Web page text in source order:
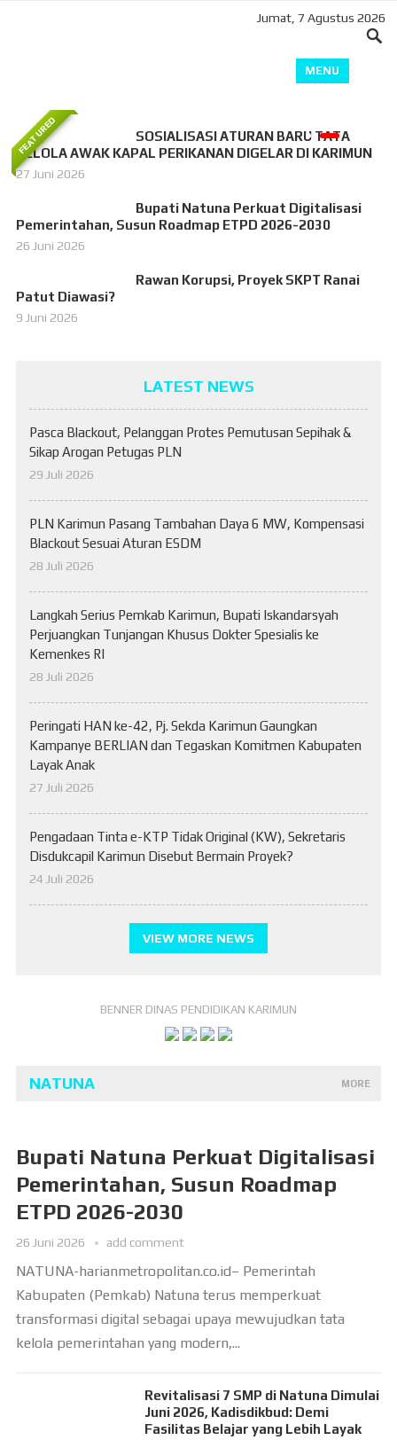
Jumat, 7 Agustus 2026
MENU
Rugikan Negara, Aset Dinas Kesehatan
SOSIALISASI ATURAN BARU TATA
KELOLA AWAK KAPAL PERIKANAN DIGELAR DI KARIMUN
27 Juni 2026
Bupati Natuna Perkuat Digitalisasi
Pemerintahan, Susun Roadmap ETPD 2026-2030
26 Juni 2026
Rawan Korupsi, Proyek SKPT Ranai
Patut Diawasi?
9 Juni 2026
FEATURED
LATEST NEWS
Pasca Blackout, Pelanggan Protes Pemutusan Sepihak &
Sikap Arogan Petugas PLN
29 Juli 2026
PLN Karimun Pasang Tambahan Daya 6 MW, Kompensasi
Blackout Sesuai Aturan ESDM
28 Juli 2026
Langkah Serius Pemkab Karimun, Bupati Iskandarsyah
Perjuangkan Tunjangan Khusus Dokter Spesialis ke
Kemenkes RI
28 Juli 2026
Peringati HAN ke-42, Pj. Sekda Karimun Gaungkan
Kampanye BERLIAN dan Tegaskan Komitmen Kabupaten
Layak Anak
27 Juli 2026
Pengadaan Tinta e-KTP Tidak Original (KW), Sekretaris
Disdukcapil Karimun Disebut Bermain Proyek?
24 Juli 2026
VIEW MORE NEWS
BENNER DINAS PENDIDIKAN KARIMUN
NATUNA MORE
Bupati Natuna Perkuat Digitalisasi
Pemerintahan, Susun Roadmap
ETPD 2026-2030
26 Juni 2026 add comment
NATUNA-harianmetropolitan.co.id– Pemerintah
Kabupaten (Pemkab) Natuna terus memperkuat
transformasi digital sebagai upaya mewujudkan tata
kelola pemerintahan yang modern,...
Revitalisasi 7 SMP di Natuna Dimulai
Juni 2026, Kadisdikbud: Demi
Fasilitas Belajar yang Lebih Layak